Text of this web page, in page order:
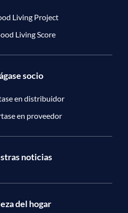
Living Project
Living Score
socio
en distribuidor
en proveedor
noticias
del hogar